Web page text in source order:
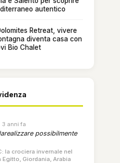
autentico
Retreat, vivere
diventa casa con
Bio Chalet
3 anni fa
possibilmente
la crociera invernale nel
Egitto, Giordania, Arabia